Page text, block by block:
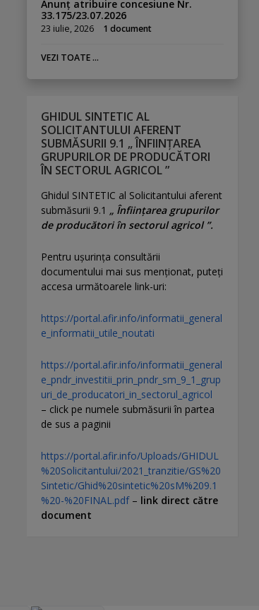
Anunț atribuire concesiune Nr.
33.175/23.07.2026
23 iulie, 2026 1 document
VEZI TOATE ...
GHIDUL SINTETIC AL
SOLICITANTULUI AFERENT
SUBMĂSURII 9.1 „ ÎNFIINȚAREA
GRUPURILOR DE PRODUCĂTORI
ÎN SECTORUL AGRICOL ”
Ghidul SINTETIC al Solicitantului aferent
submăsurii 9.1 „ Înființarea grupurilor
de producători în sectorul agricol ”.
Pentru uşurinţa consultării
documentului mai sus menţionat, puteţi
accesa următoarele link-uri:
https://portal.afir.info/informatii_general
e_informatii_utile_noutati
https://portal.afir.info/informatii_general
e_pndr_investitii_prin_pndr_sm_9_1_grup
uri_de_producatori_in_sectorul_agricol
– click pe numele submăsurii în partea
de sus a paginii
https://portal.afir.info/Uploads/GHIDUL
%20Solicitantului/2021_tranzitie/GS%20
Sintetic/Ghid%20sintetic%20sM%209.1
%20-%20FINAL.pdf– link direct către
document